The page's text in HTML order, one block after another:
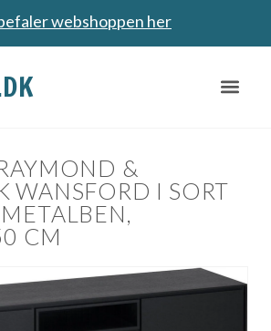
webshoppen her
&
WANSFORD I SORT
CM